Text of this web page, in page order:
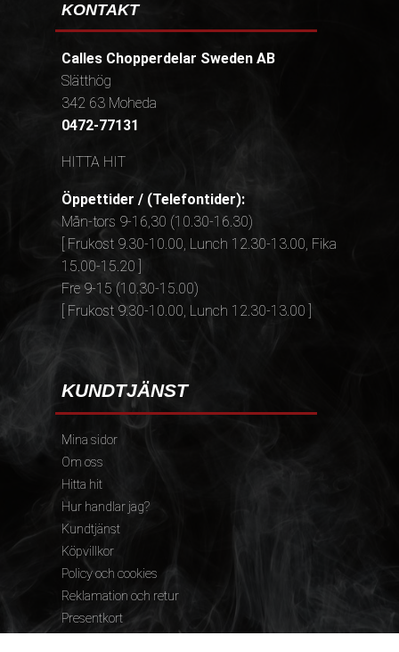
KONTAKT
Calles Chopperdelar Sweden AB
Slätthög
342 63 Moheda
0472-77131
HITTA HIT
Öppettider / (Telefontider):
Mån-tors 9-16,30 (10.30-16.30)
[ Frukost 9.30-10.00, Lunch 12.30-13.00, Fika
15.00-15.20 ]
Fre 9-15 (10.30-15.00)
[ Frukost 9.30-10.00, Lunch 12.30-13.00 ]
KUNDTJÄNST
Mina sidor
Om oss
Hitta hit
Hur handlar jag?
Kundtjänst
Köpvillkor
Policy och cookies
Reklamation och retur
Presentkort